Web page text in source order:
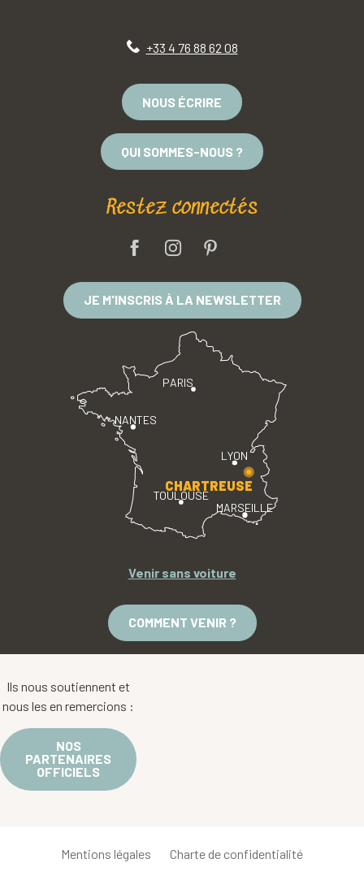
+33 4 76 88 62 08
NOUS ÉCRIRE
QUI SOMMES-NOUS ?
Restez connectés
JE M'INSCRIS À LA NEWSLETTER
PARIS
LYON
TOULOUSE
MARSEILLE
NANTES
CHARTREUSE
Venir sans voiture
COMMENT VENIR ?
Ils nous soutiennent et
nous les en remercions :
NOS
PARTENAIRES
OFFICIELS
Mentions légales Charte de confidentialité